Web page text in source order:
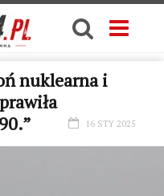
nuklearna i
16 STY 2025